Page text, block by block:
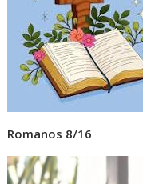
Romanos 8/16